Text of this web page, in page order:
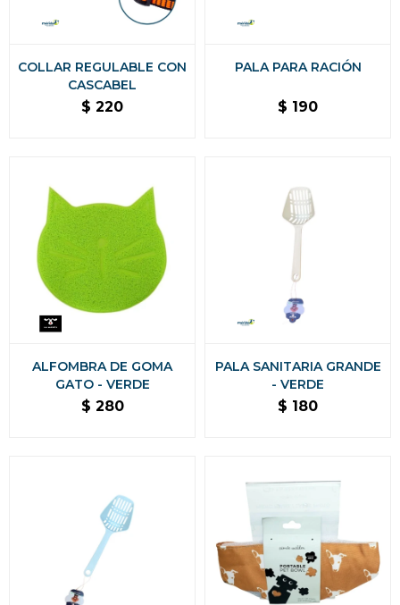
COLLAR REGULABLE CON
CASCABEL
$ 220
PALA PARA RACIÓN
$ 190
ALFOMBRA DE GOMA
GATO - VERDE
$ 280
PALA SANITARIA GRANDE
- VERDE
$ 180